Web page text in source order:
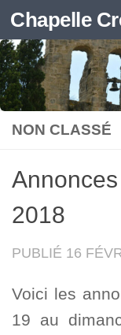
Skip to
Chapelle
NON CLASSÉ
2018
PUBLIÉ 16
Voici les
19 au